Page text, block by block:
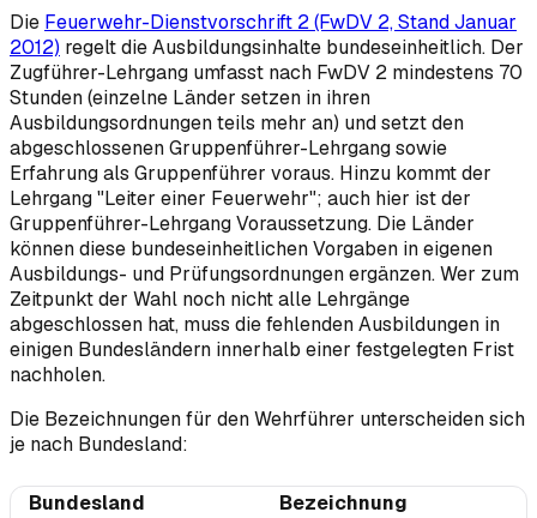
Die Feuerwehr-Dienstvorschrift 2 (FwDV 2, Stand Januar
2012) regelt die Ausbildungsinhalte bundeseinheitlich. Der
Zugführer-Lehrgang umfasst nach FwDV 2 mindestens 70
Stunden (einzelne Länder setzen in ihren
Ausbildungsordnungen teils mehr an) und setzt den
abgeschlossenen Gruppenführer-Lehrgang sowie
Erfahrung als Gruppenführer voraus. Hinzu kommt der
Lehrgang "Leiter einer Feuerwehr"; auch hier ist der
Gruppenführer-Lehrgang Voraussetzung. Die Länder
können diese bundeseinheitlichen Vorgaben in eigenen
Ausbildungs- und Prüfungsordnungen ergänzen. Wer zum
Zeitpunkt der Wahl noch nicht alle Lehrgänge
abgeschlossen hat, muss die fehlenden Ausbildungen in
einigen Bundesländern innerhalb einer festgelegten Frist
nachholen.
Die Bezeichnungen für den Wehrführer unterscheiden sich
je nach Bundesland:
Bundesland
Bezeichnung